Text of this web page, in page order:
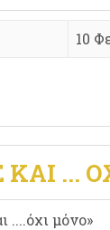
10
...
....όχι μόνο»